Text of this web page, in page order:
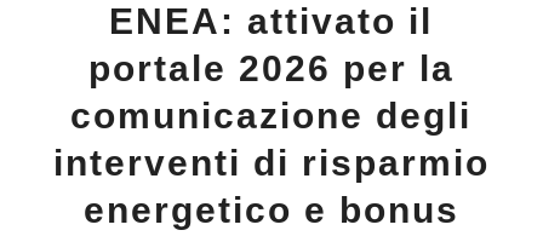
ENEA: attivato il
portale 2026 per la
comunicazione degli
interventi di risparmio
energetico e bonus